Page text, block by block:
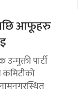
आफूहरु
पार्टी
कमिटीको